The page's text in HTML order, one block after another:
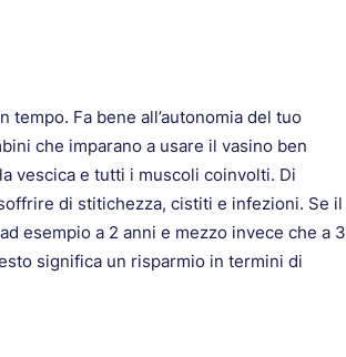
tempo. Fa bene all’autonomia del tuo
che imparano a usare il vasino ben
vescica e tutti i muscoli coinvolti. Di
di stitichezza, cistiti e infezioni. Se il
esempio a 2 anni e mezzo invece che a 3
significa un risparmio in termini di